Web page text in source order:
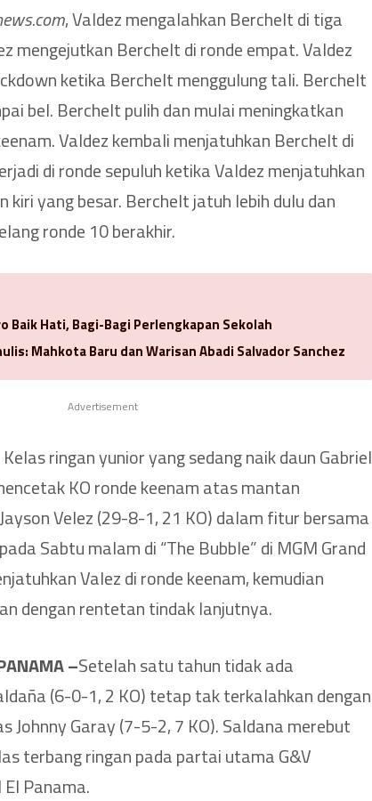
, Valdez mengalahkan Berchelt di tiga
mengejutkan Berchelt di ronde empat. Valdez
ketika Berchelt menggulung tali. Berchelt
bel. Berchelt pulih dan mulai meningkatkan
Valdez kembali menjatuhkan Berchelt di
di ronde sepuluh ketika Valdez menjatuhkan
kiri yang besar. Berchelt jatuh lebih dulu dan
ronde 10 berakhir.
Baik Hati, Bagi-Bagi Perlengkapan Sekolah
Mahkota Baru dan Warisan Abadi Salvador Sanchez
Advertisement
Kelas ringan yunior yang sedang naik daun Gabriel
KO ronde keenam atas mantan
Velez (29-8-1, 21 KO) dalam fitur bersama
Sabtu malam di “The Bubble” di MGM Grand
Valez di ronde keenam, kemudian
dengan rentetan tindak lanjutnya.
–Setelah satu tahun tidak ada
(6-0-1, 2 KO) tetap tak terkalahkan dengan
Johnny Garay (7-5-2, 7 KO). Saldana merebut
terbang ringan pada partai utama G&V
Panama.